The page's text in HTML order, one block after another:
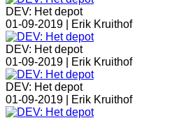
DEV: Het depot
01-09-2019 |
Erik Kruithof
DEV: Het depot
01-09-2019 |
Erik Kruithof
DEV: Het depot
01-09-2019 |
Erik Kruithof